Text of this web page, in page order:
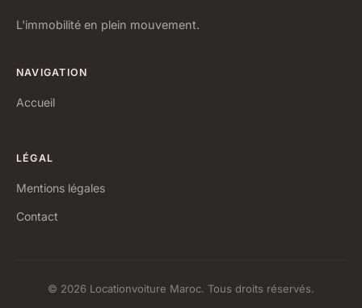
L'immobilité en plein mouvement.
NAVIGATION
Accueil
LÉGAL
Mentions légales
Contact
© 2026 Locationvoiture Maroc. Tous droits réservés.